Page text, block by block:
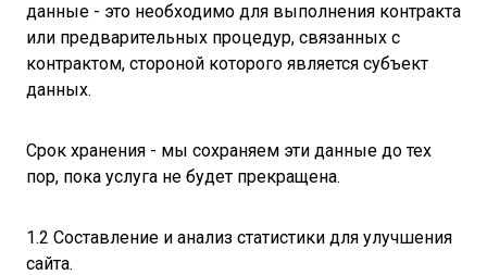
данные - это необходимо для выполнения контракта
или предварительных процедур, связанных с
контрактом, стороной которого является субъект
данных.
Срок хранения - мы сохраняем эти данные до тех
пор, пока услуга не будет прекращена.
1.2 Составление и анализ статистики для улучшения
сайта.